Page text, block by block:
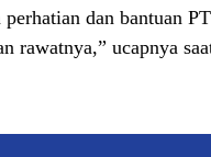
perhatian dan bantuan
rawatnya,” ucapnya